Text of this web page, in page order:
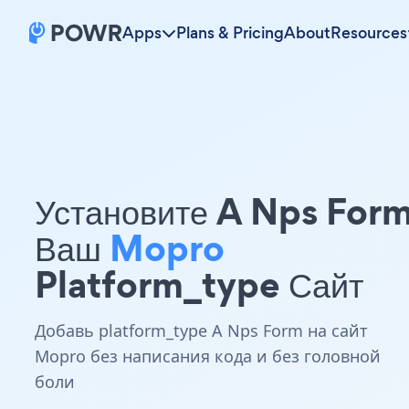
Apps Plans & PricingAboutResources
Установите A Nps
Ваш Mopro
Platform_type Сайт
Добавь platform_type A Nps Form на сайт
Mopro без написания кода и без головной
боли